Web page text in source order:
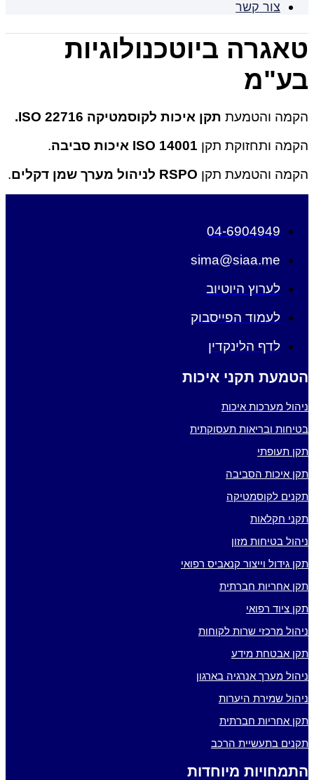
צור קשר
טאגרה ביוטכנולוגיות
בע"מ
הקמה והטמעת תקן איכות לקוסמטיקה
הקמה ותחזוקת תקן ISO 14001 איכות סביבה.
הקמה והטמעת תקן RSPO לניהול מערך שמן דקלים.
04-6904949
sima@siaa.me
לערוץ היוטיוב
לעמוד הפייסבוק
לדף הלינקדין
הטמעת תקני איכות
ניהול מערכות איכות
בטיחות ובריאות תעסוקתית
תקן תעופתי
תקן איכות הסביבה
תקנים לקוסמטיקה
תקני חקלאות
ניהול בטיחות מזון
תקן גידול וייצור קנאביס רפואי
תקן אחריות חברתית
תקן ציוד רפואי
ניהול מרכזי שרות לקוחות
תקן אבטחת מידע
ניהול מערך אנרגיה בארגון
ניהול שמירת היערות
תקן אחריות חברתית
תקנים בתעשיית הרכב
התמחויות מיוחדות